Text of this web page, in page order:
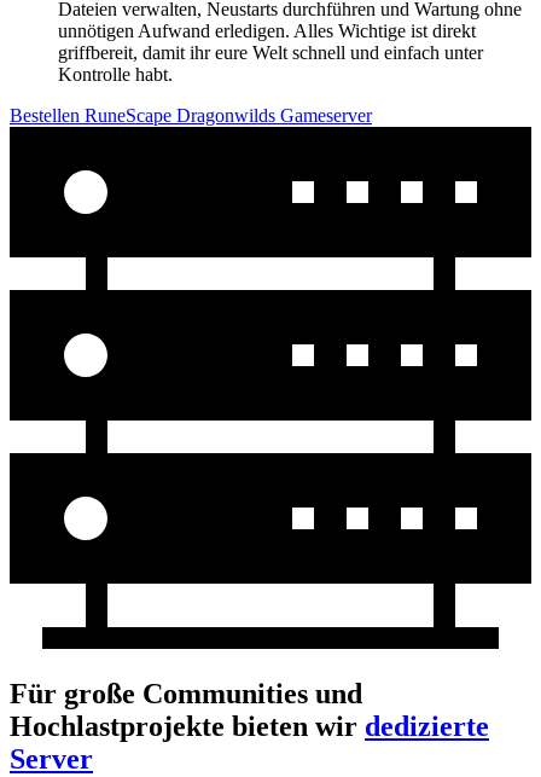
Dateien verwalten, Neustarts durchführen und Wartung ohne
unnötigen Aufwand erledigen. Alles Wichtige ist direkt
griffbereit, damit ihr eure Welt schnell und einfach unter
Kontrolle habt.
Bestellen RuneScape Dragonwilds Gameserver
Für große Communities und
Hochlastprojekte bieten wir dedizierte
Server